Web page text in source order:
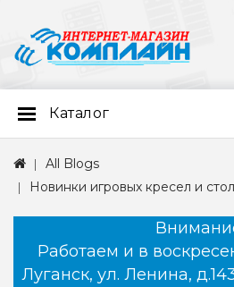
Каталог
All Blogs
Новинки игровых кресел и
Работаем и в
Луганск, ул. Ленина,